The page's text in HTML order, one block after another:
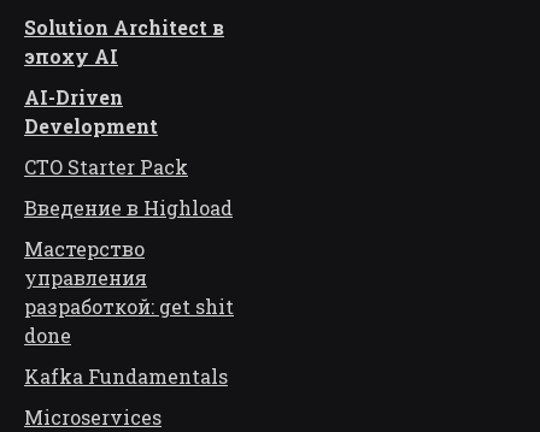
Solution Architect в
эпоху AI
AI-Driven
Development
CTO Starter Pack
Введение в Highload
Мастерство
управления
разработкой: get shit
done
Kafka Fundamentals
Microservices